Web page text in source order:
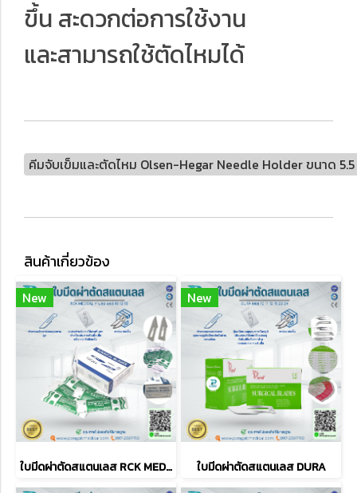
ขึ้น สะดวกต่อการใช้งาน
และสามารถใช้ตัดไหมได้
คีมจับเข็มและตัดไหม Olsen-Hegar Needle Holder ขนาด 5.5
สินค้าเกี่ยวข้อง
New
ใบมีดผ่าตัดสแตนเลส RCK MEDICAL คาบอน เบอร์ 10 12 15
New
ใบมีดผ่าตัดสแตนเลส DURA